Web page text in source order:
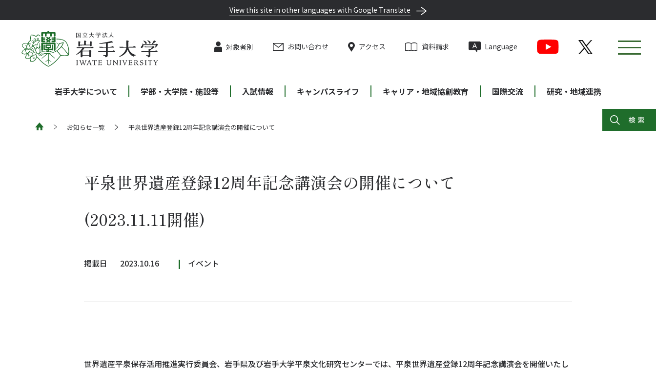
View this site in other languages with Google Translate
対象者別 お問い合わせ アクセス 資料請求 Language
岩手大学について 学部・大学院・施設等 入試情報 キャンパスライフ キャリア・地域協創教育 国際交流 研究・地域連携
お知らせ一覧 平泉世界遺産登録12周年記念講演会の開催について
平泉世界遺産登録12周年記念講演会の開催について
(2023.11.11開催)
掲載日 2023.10.16 イベント
世界遺産平泉保存活用推進実行委員会、岩手県及び岩手大学平泉文化研究センターでは、平泉世界遺産登録12周年記念講演会を開催いたし